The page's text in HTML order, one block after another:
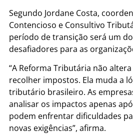
Segundo Jordane Costa,
Contencioso e Consultivo
período de transição será um
desafiadores para as
“A Reforma Tributária não
recolher impostos. Ela muda a
tributário brasileiro. As
analisar os impactos apenas
podem enfrentar dificuldades
novas exigências”, afirma.